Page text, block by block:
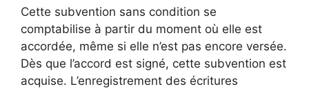
Cette subvention sans condition se
comptabilise à partir du moment où elle est
accordée, même si elle n’est pas encore versée.
Dès que l’accord est signé, cette subvention est
acquise. L’enregistrement des écritures